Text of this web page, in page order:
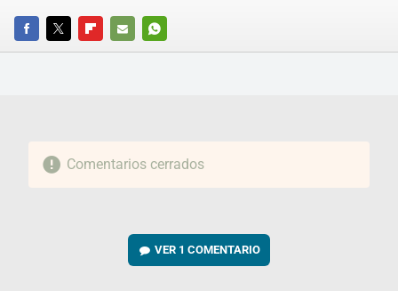
FACEBOOKTWITTERFLIPBOARD
E-
WHATSAPP
Comentarios cerrados
VER 1 COMENTARIO